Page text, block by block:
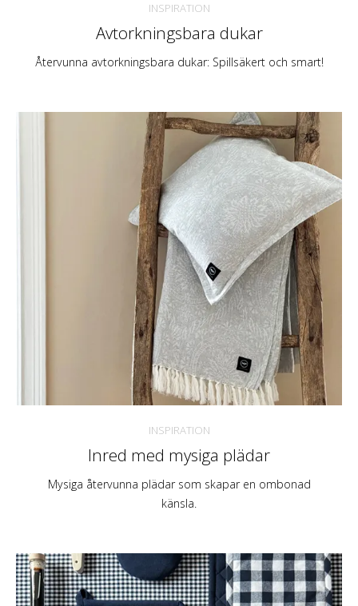
INSPIRATION
Avtorkningsbara dukar
Återvunna avtorkningsbara dukar: Spillsäkert och smart!
INSPIRATION
Inred med mysiga plädar
Mysiga återvunna plädar som skapar en ombonad
känsla.